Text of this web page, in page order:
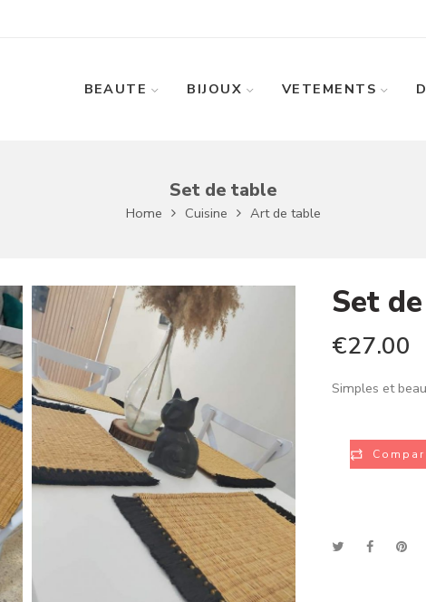
BEAUTE BIJOUX VETEMENTS
Set de table
Home Cuisine Art de table
Set
€27.00
Simples et